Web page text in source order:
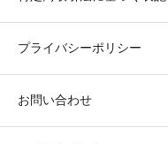
プライバシーポリシー
お問い合わせ